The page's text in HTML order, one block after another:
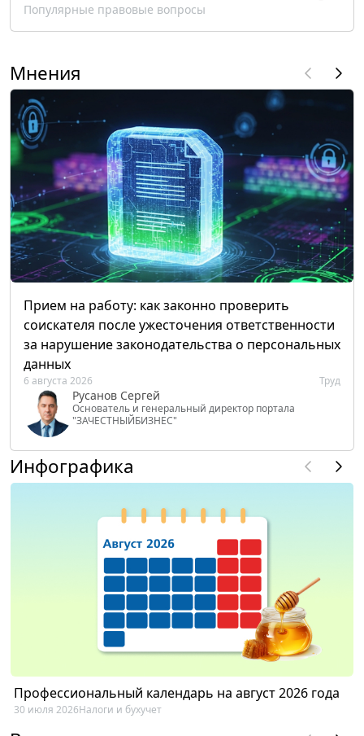
Популярные правовые вопросы
Мнения
Прием на работу: как законно проверить
соискателя после ужесточения ответственности
за нарушение законодательства о персональных
данных
6 августа 2026 Труд
Русанов Сергей
Основатель и генеральный директор портала
"ЗАЧЕСТНЫЙБИЗНЕС"
Инфографика
Профессиональный календарь на август 2026 года
30 июля 2026Налоги и бухучет